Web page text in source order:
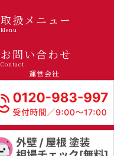
取扱メニュー
Menu
お問い合わせ
Contact
運営会社